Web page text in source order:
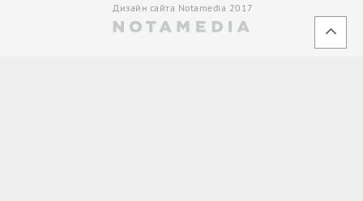
Дизайн сайта Notamedia 2017